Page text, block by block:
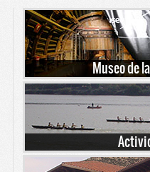
Museo de